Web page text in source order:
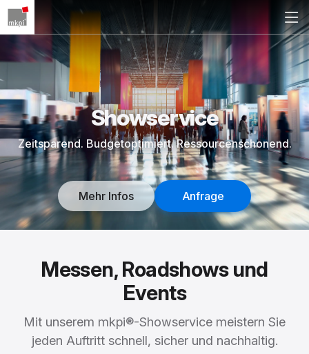
Showservice
Zeitsparend. Budgetoptimiert. Ressourcenschonend.
Mehr Infos Anfrage
Messen, Roadshows und
Events
Mit unserem mkpi®-Showservice meistern Sie
jeden Auftritt schnell, sicher und nachhaltig.